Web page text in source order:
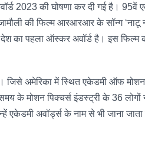
2023 की घोषणा कर दी गई है। 95वें
की फिल्म आरआरआर के सॉन्ग
का पहला ऑस्कर अवॉर्ड है। इस फिल्म
जिसे अमेरिका में स्थित एकेडमी ऑफ
के मोशन पिक्चर्स इंडस्ट्री के 36
अवॉर्ड्स के नाम से भी जाना जाता